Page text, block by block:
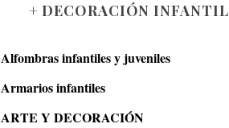
+ DECORACIÓN INFANTIL
Alfombras infantiles y juveniles
Armarios infantiles
ARTE Y DECORACIÓN